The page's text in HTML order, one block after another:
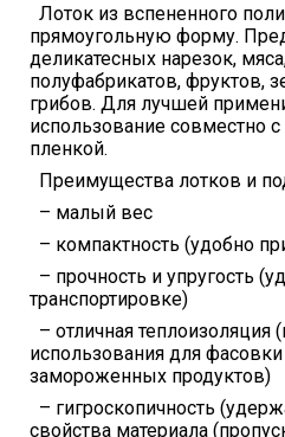
Лоток из вспененного
прямоугольную форму.
деликатесных нарезок,
полуфабрикатов, фруктов,
грибов. Для лучшей
использование совместно
пленкой.
Преимущества лотков и
– малый вес
– компактность (удобно
– прочность и упругость
транспортировке)
– отличная теплоизоляция
использования для фасовки
замороженных продуктов)
– гигроскопичность
свойства материала